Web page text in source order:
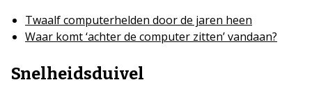
Twaalf computerhelden door de jaren heen
Waar komt ‘achter de computer zitten’ vandaan?
Snelheidsduivel